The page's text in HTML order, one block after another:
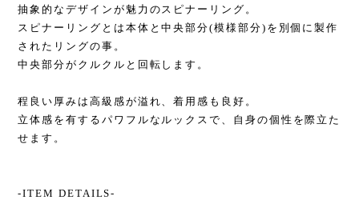
抽象的なデザインが魅力のスピナーリング。
スピナーリングとは本体と中央部分(模様部分)を別個に製作
されたリングの事。
中央部分がクルクルと回転します。
程良い厚みは高級感が溢れ、着用感も良好。
立体感を有するパワフルなルックスで、自身の個性を際立た
せます。
-ITEM DETAILS-